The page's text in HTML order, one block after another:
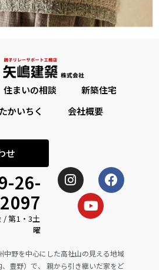
住まいの相談
新築住宅
かいちく
会社概要
せ
26-
2097
/ 第1・3土
曜
中野を中心にした高社山の見える地域
、豊野）で、 親から引き継いだ家をど